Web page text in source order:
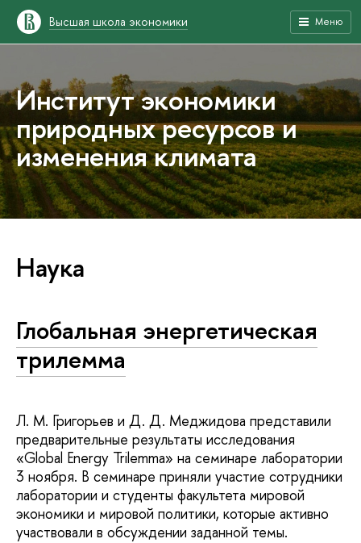
Высшая школа экономики Меню
Институт экономики
природных ресурсов и
изменения климата
Наука
Глобальная энергетическая
трилемма
Л. М. Григорьев и Д. Д. Меджидова представили
предварительные результаты исследования
«Global Energy Trilemma» на семинаре лаборатории
3 ноября. В семинаре приняли участие сотрудники
лаборатории и студенты факультета мировой
экономики и мировой политики, которые активно
участвовали в обсуждении заданной темы.